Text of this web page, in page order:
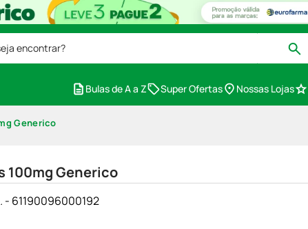
encontrar?
Bulas de A a Z Super Ofertas Nossas Lojas
Generico
100mg Generico
- 61190096000192